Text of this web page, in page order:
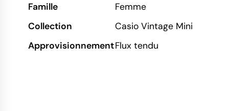
Famille
Femme
Collection
Casio Vintage Mini
ApprovisionnementFlux tendu